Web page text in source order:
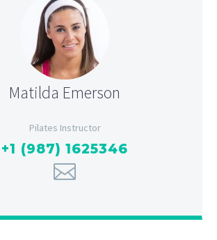
Matilda Emerson
Pilates Instructor
+1 (987) 1625346